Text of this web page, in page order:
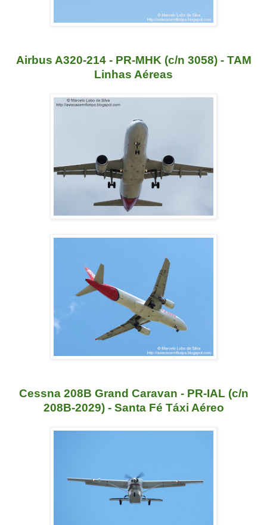
Airbus A320-214 - PR-MHK (c/n 3058) - TAM
Linhas Aéreas
Cessna 208B Grand Caravan - PR-IAL (c/n
208B-2029) - Santa Fé Táxi Aéreo